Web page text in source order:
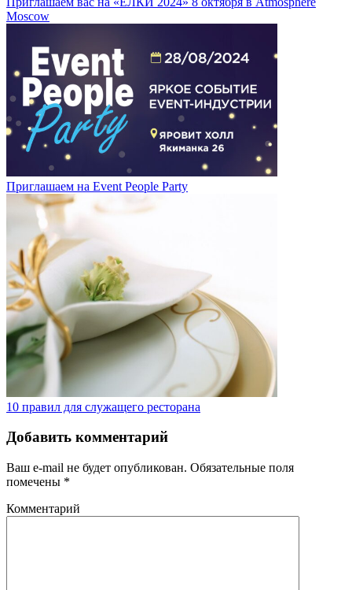
Moscow
Приглашаем на Event People Party
10 правил для служащего ресторана
Добавить комментарий
Ваш e-mail не будет опубликован. Обязательные поля
помечены *
Комментарий